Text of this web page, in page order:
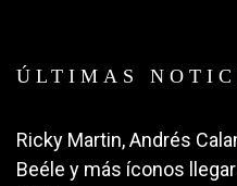
ÚLTIMAS
Ricky Martin, Andrés
Beéle y más íconos